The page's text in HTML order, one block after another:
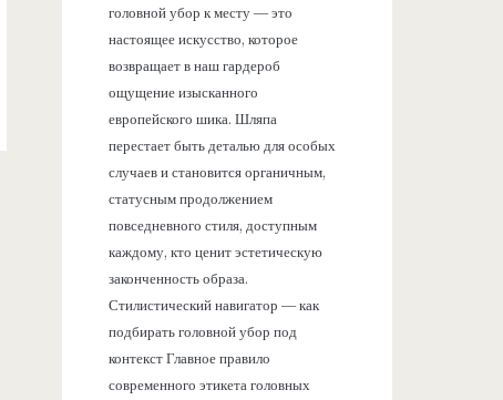
головной убор к месту — это
настоящее искусство, которое
возвращает в наш гардероб
ощущение изысканного
европейского шика. Шляпа
перестает быть деталью для особых
случаев и становится органичным,
статусным продолжением
повседневного стиля, доступным
каждому, кто ценит эстетическую
законченность образа.
Стилистический навигатор — как
подбирать головной убор под
контекст Главное правило
современного этикета головных